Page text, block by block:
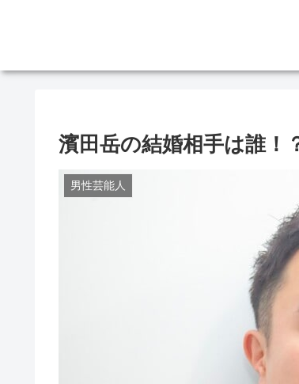
濱田岳の結婚相手は誰！
男性芸能人